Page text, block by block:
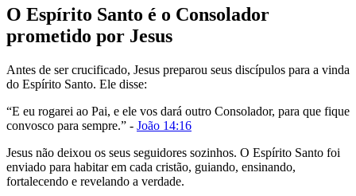
O Espírito Santo é o Consolador
prometido por Jesus
Antes de ser crucificado, Jesus preparou seus discípulos para a vinda
do Espírito Santo. Ele disse:
“E eu rogarei ao Pai, e ele vos dará outro Consolador, para que fique
convosco para sempre.” - João 14:16
Jesus não deixou os seus seguidores sozinhos. O Espírito Santo foi
enviado para habitar em cada cristão, guiando, ensinando,
fortalecendo e revelando a verdade.